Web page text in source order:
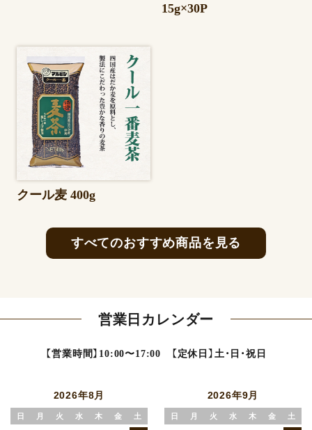
15g×30P
クール麦 400g
すべてのおすすめ商品を見る
営業日カレンダー
【営業時間】10:00〜17:00 【定休日】土・日・祝日
2026年8月
日 月 火 水 木 金 土
2026年9月
日 月 火 水 木 金 土